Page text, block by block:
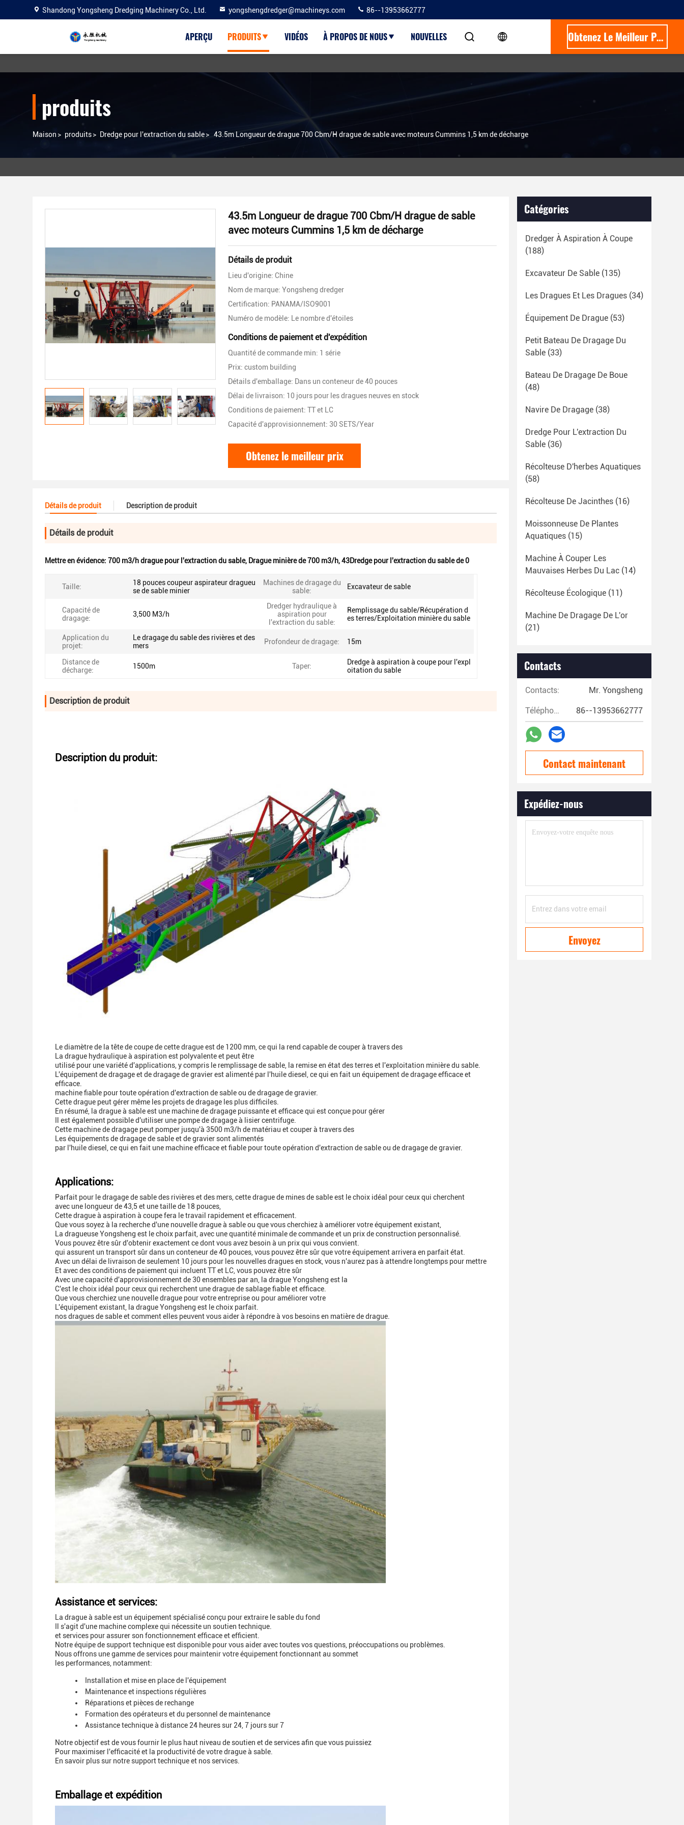
Shandong Yongsheng Dredging Machinery Co., Ltd. yongshengdredger@machineys.com 86--13953662777
APERÇU PRODUITS VIDÉOS À PROPOS DE NOUS NOUVELLES Obtenez Le Meilleur Prix
produits
Maison > produits> Dredge pour l'extraction du sable> 43.5m Longueur de drague 700 Cbm/H drague de sable avec moteurs Cummins 1,5 km de décharge
43.5m Longueur de drague 700 Cbm/H drague de sable
avec moteurs Cummins 1,5 km de décharge
Détails de produit
Lieu d'origine: Chine
Nom de marque: Yongsheng dredger
Certification: PANAMA/ISO9001
Numéro de modèle: Le nombre d'étoiles
Conditions de paiement et d'expédition
Quantité de commande min: 1 série
Prix: custom building
Détails d'emballage: Dans un conteneur de 40 pouces
Délai de livraison: 10 jours pour les dragues neuves en stock
Conditions de paiement: TT et LC
Capacité d'approvisionnement: 30 SETS/Year
Obtenez le meilleur prix
Détails de produit Description de produit
Détails de produit
Mettre en évidence: 700 m3/h drague pour l'extraction du sable, Drague minière de 700 m3/h,43Dredge pour l'extraction du sable de 0
Taille:
18 pouces coupeur aspirateur dragueu
se de sable minier
Machines de dragage du
sable:
Excavateur de sable
Capacité de
dragage:
3,500 M3/h
Dredger hydraulique à
aspiration pour
l'extraction du sable:
Remplissage du sable/Récupération d
es terres/Exploitation minière du sable
Application du
projet:
Le dragage du sable des rivières et des
mers
Profondeur de dragage: 15m
Distance de
décharge:
1500m Taper:
Dredge à aspiration à coupe pour l'expl
oitation du sable
Description de produit
Description du produit:
Le diamètre de la tête de coupe de cette drague est de 1200 mm, ce qui la rend capable de couper à travers des
La drague hydraulique à aspiration est polyvalente et peut être
utilisé pour une variété d'applications, y compris le remplissage de sable, la remise en état des terres et l'exploitation minière du sable.
L'équipement de dragage et de dragage de gravier est alimenté par l'huile diesel, ce qui en fait un équipement de dragage efficace et
efficace.
machine fiable pour toute opération d'extraction de sable ou de dragage de gravier.
Cette drague peut gérer même les projets de dragage les plus difficiles.
En résumé, la drague à sable est une machine de dragage puissante et efficace qui est conçue pour gérer
Il est également possible d'utiliser une pompe de dragage à lisier centrifuge.
Cette machine de dragage peut pomper jusqu'à 3500 m3/h de matériau et couper à travers des
Les équipements de dragage de sable et de gravier sont alimentés
par l'huile diesel, ce qui en fait une machine efficace et fiable pour toute opération d'extraction de sable ou de dragage de gravier.
Applications:
Parfait pour le dragage de sable des rivières et des mers, cette drague de mines de sable est le choix idéal pour ceux qui cherchent
avec une longueur de 43,5 et une taille de 18 pouces,
Cette drague à aspiration à coupe fera le travail rapidement et efficacement.
Que vous soyez à la recherche d'une nouvelle drague à sable ou que vous cherchiez à améliorer votre équipement existant,
La dragueuse Yongsheng est le choix parfait, avec une quantité minimale de commande et un prix de construction personnalisé.
Vous pouvez être sûr d'obtenir exactement ce dont vous avez besoin à un prix qui vous convient.
qui assurent un transport sûr dans un conteneur de 40 pouces, vous pouvez être sûr que votre équipement arrivera en parfait état.
Avec un délai de livraison de seulement 10 jours pour les nouvelles dragues en stock, vous n'aurez pas à attendre longtemps pour mettre
Et avec des conditions de paiement qui incluent TT et LC, vous pouvez être sûr
Avec une capacité d'approvisionnement de 30 ensembles par an, la drague Yongsheng est la
C'est le choix idéal pour ceux qui recherchent une drague de sablage fiable et efficace.
Que vous cherchiez une nouvelle drague pour votre entreprise ou pour améliorer votre
L'équipement existant, la drague Yongsheng est le choix parfait.
nos dragues de sable et comment elles peuvent vous aider à répondre à vos besoins en matière de drague.
Assistance et services:
La drague à sable est un équipement spécialisé conçu pour extraire le sable du fond
Il s'agit d'une machine complexe qui nécessite un soutien technique.
et services pour assurer son fonctionnement efficace et efficient.
Notre équipe de support technique est disponible pour vous aider avec toutes vos questions, préoccupations ou problèmes.
Nous offrons une gamme de services pour maintenir votre équipement fonctionnant au sommet
les performances, notamment:
Installation et mise en place de l'équipement
Maintenance et inspections régulières
Réparations et pièces de rechange
Formation des opérateurs et du personnel de maintenance
Assistance technique à distance 24 heures sur 24, 7 jours sur 7
Notre objectif est de vous fournir le plus haut niveau de soutien et de services afin que vous puissiez
Pour maximiser l'efficacité et la productivité de votre drague à sable.
En savoir plus sur notre support technique et nos services.
Emballage et expédition
Catégories
Dredger À Aspiration À Coupe
(188)
Excavateur De Sable (135)
Les Dragues Et Les Dragues (34)
Équipement De Drague (53)
Petit Bateau De Dragage Du
Sable (33)
Bateau De Dragage De Boue
(48)
Navire De Dragage (38)
Dredge Pour L'extraction Du
Sable (36)
Récolteuse D'herbes Aquatiques
(58)
Récolteuse De Jacinthes (16)
Moissonneuse De Plantes
Aquatiques (15)
Machine À Couper Les
Mauvaises Herbes Du Lac (14)
Récolteuse Écologique (11)
Machine De Dragage De L'or
(21)
Contacts
Contacts: Mr. Yongsheng
Téléphone: 86--13953662777
Contact maintenant
Expédiez-nous
Envoyez